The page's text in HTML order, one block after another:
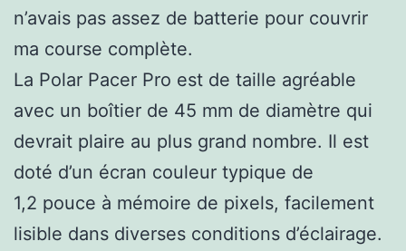
n’avais pas assez de batterie pour couvrir
ma course complète.
La Polar Pacer Pro est de taille agréable
avec un boîtier de 45 mm de diamètre qui
devrait plaire au plus grand nombre. Il est
doté d’un écran couleur typique de
1,2 pouce à mémoire de pixels, facilement
lisible dans diverses conditions d’éclairage.